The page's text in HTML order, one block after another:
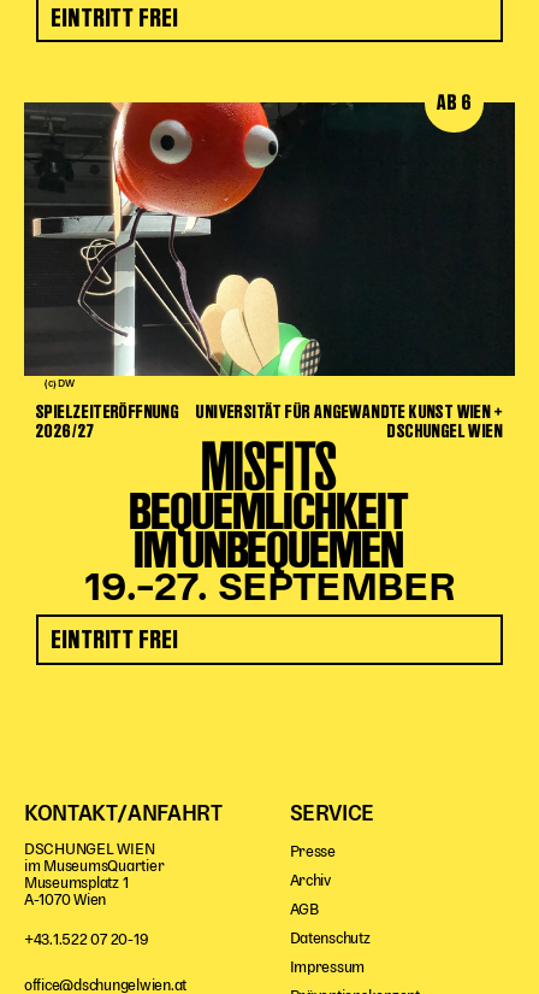
EINTRITT FREI
(c) DW
AB 6
SPIELZEITERÖFFNUNG
2026/27
UNIVERSITÄT FÜR ANGEWANDTE KUNST WIEN +
DSCHUNGEL WIEN
MISFITS
BEQUEMLICHKEIT
IM UNBEQUEMEN
19.–27. SEPTEMBER
EINTRITT FREI
KONTAKT/ANFAHRT
DSCHUNGEL WIEN
im MuseumsQuartier
Museumsplatz 1
A-1070 Wien
+43.1.522 07 20-19
office@dschungelwien.at
SERVICE
Presse
Archiv
AGB
Datenschutz
Impressum